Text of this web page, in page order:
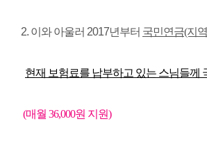
2. 이와 아울러 2017년부터 국민연금(지
현재 보험료를 납부하고 있는 스님들께
(매월 36,000원 지원)